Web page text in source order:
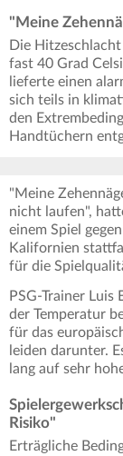
"Meine
Die
fast 40 Grad
lieferte einen
sich teils in
den
Handtüchern
"Meine
nicht laufen",
einem Spiel
Kalifornien
für die
PSG-Trainer Luis
der Temperatur
für das
leiden darunter.
lang auf sehr
Risiko"
Erträgliche